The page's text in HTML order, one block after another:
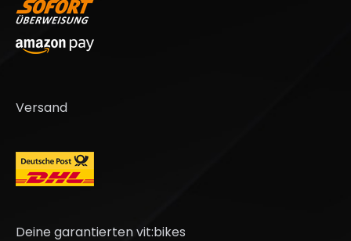
Versand
Deine garantierten vit:bikes